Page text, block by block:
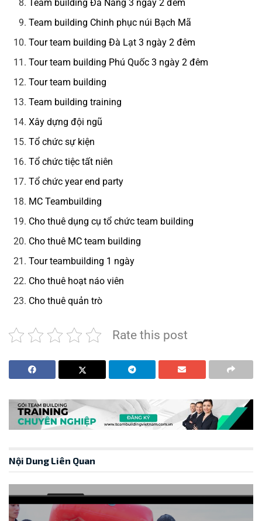
Team building Đà Nẵng 3 ngày 2 đêm
Team building Chinh phục núi Bạch Mã
Tour team building Đà Lạt 3 ngày 2 đêm
Tour team building Phú Quốc 3 ngày 2 đêm
Tour team building
Team building training
Xây dựng đội ngũ
Tổ chức sự kiện
Tổ chức tiệc tất niên
Tổ chức year end party
MC Teambuilding
Cho thuê dụng cụ tổ chức team building
Cho thuê MC team building
Tour teambuilding 1 ngày
Cho thuê hoạt náo viên
Cho thuê quản trò
Rate this post
Nội Dung Liên Quan